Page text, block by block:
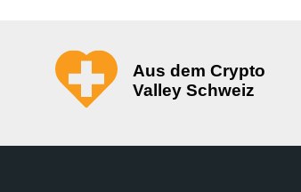
Aus dem Crypto
Valley Schweiz